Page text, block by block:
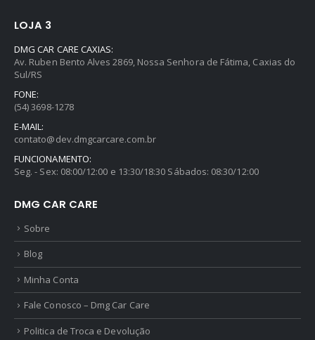
Ceramic Spray Coating Sonax 750ml
LOJA 3
DMG CAR CARE CAXIAS:
Av. Ruben Bento Alves 2869, Nossa Senhora de Fátima, Caxias do
Sul/RS
FONE:
(54) 3698-1278
E-MAIL:
contato@dev.dmgcarcare.com.br
FUNCIONAMENTO:
Seg. - Sex: 08:00/12:00 e 13:30/18:30 Sábados: 08:30/12:00
DMG CAR CARE
Sobre
Blog
Minha Conta
Fale Conosco – Dmg Car Care
Politica de Troca e Devolução